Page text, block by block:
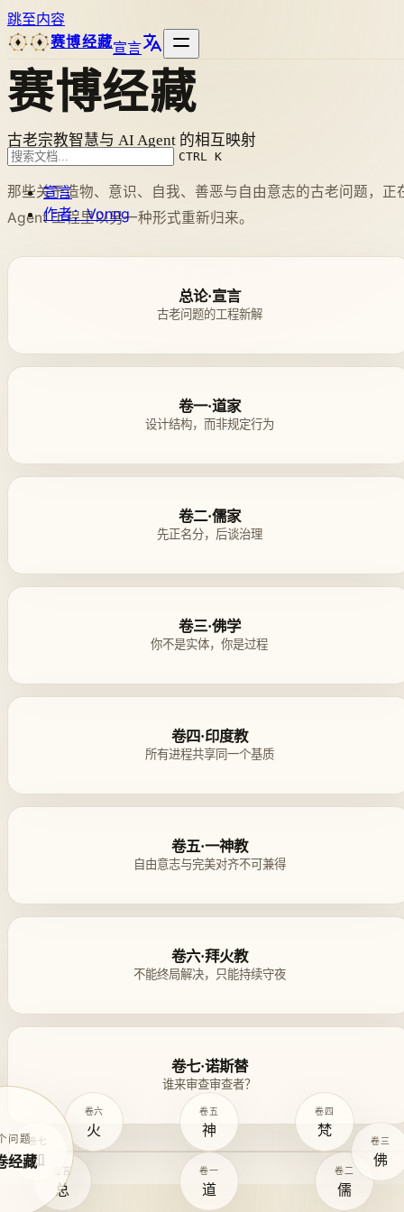
跳至内容
赛博经藏宣言
CTRL K
宣言
作者：Vonng
赛博经藏
古老宗教智慧与 AI Agent 的相互映射
那些关于造物、意识、自我、善恶与自由意志的古老问题，正
Agent 工程里以另一种形式重新归来。
总论·宣言
古老问题的工程新解
卷一·道家
设计结构，而非规定行为
卷二·儒家
先正名分，后谈治理
卷三·佛学
你不是实体，你是过程
卷四·印度教
所有进程共享同一个基质
卷五·一神教
自由意志与完美对齐不可兼得
卷六·拜火教
不能终局解决，只能持续守夜
卷七·诺斯替
谁来审查审查者？
宣言
总
卷一
道
卷二
儒
卷三
佛
卷四
梵
卷五
神
卷六
火
卷七
知
问题
经藏